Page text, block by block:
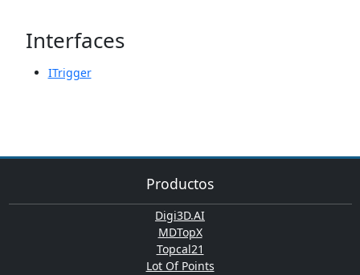
Interfaces
ITrigger
Productos
Digi3D.AI
MDTopX
Topcal21
Lot Of Points